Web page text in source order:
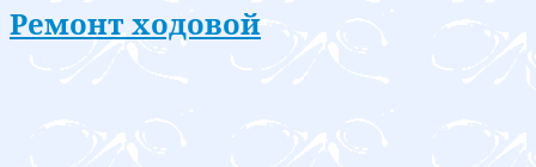
Ремонт ходовой